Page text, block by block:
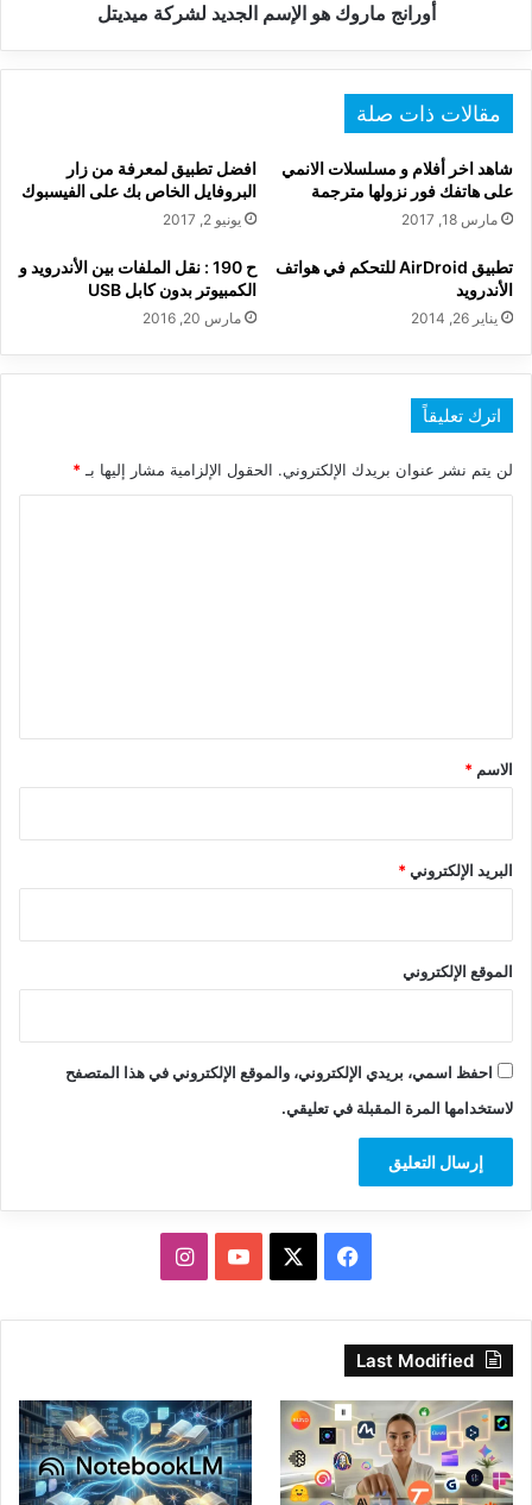
أورانج ماروك هو الإسم الجديد لشركة ميديتل
مقالات ذات صلة
شاهد اخر أفلام و مسلسلات الانمي
على هاتفك فور نزولها مترجمة
مارس 18, 2017
افضل تطبيق لمعرفة من زار
البروفايل الخاص بك على الفيسبوك
يونيو 2, 2017
تطبيق AirDroid للتحكم في هواتف
الأندرويد
يناير 26, 2014
ح 190 : نقل الملفات بين الأندرويد و
الكمبيوتر بدون كابل USB
مارس 20, 2016
اترك تعليقاً
لن يتم نشر عنوان بريدك الإلكتروني. الحقول الإلزامية مشار إليها بـ *
*
الاسم *
البريد الإلكتروني*
الموقع الإلكتروني
احفظ اسمي، بريدي الإلكتروني، والموقع الإلكتروني في هذا المتصفح
لاستخدامها المرة المقبلة في تعليقي.
فيسبوك ‫YouTubeانستقرام
Last Modified